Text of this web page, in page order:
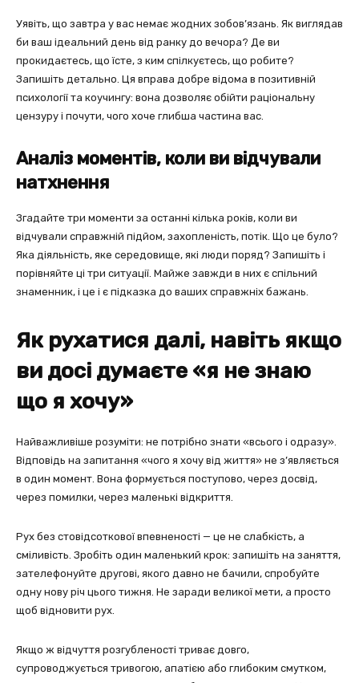
Уявіть, що завтра у вас немає жодних зобов’язань. Як виглядав
би ваш ідеальний день від ранку до вечора? Де ви
прокидаєтесь, що їсте, з ким спілкуєтесь, що робите?
Запишіть детально. Ця вправа добре відома в позитивній
психології та коучингу: вона дозволяє обійти раціональну
цензуру і почути, чого хоче глибша частина вас.
Аналіз моментів, коли ви відчували
натхнення
Згадайте три моменти за останні кілька років, коли ви
відчували справжній підйом, захопленість, потік. Що це було?
Яка діяльність, яке середовище, які люди поряд? Запишіть і
порівняйте ці три ситуації. Майже завжди в них є спільний
знаменник, і це і є підказка до ваших справжніх бажань.
Як рухатися далі, навіть якщо
ви досі думаєте «я не знаю
що я хочу»
Найважливіше розуміти: не потрібно знати «всього і одразу».
Відповідь на запитання «чого я хочу від життя» не з’являється
в один момент. Вона формується поступово, через досвід,
через помилки, через маленькі відкриття.
Рух без стовідсоткової впевненості — це не слабкість, а
сміливість. Зробіть один маленький крок: запишіть на заняття,
зателефонуйте другові, якого давно не бачили, спробуйте
одну нову річ цього тижня. Не заради великої мети, а просто
щоб відновити рух.
Якщо ж відчуття розгубленості триває довго,
супроводжується тривогою, апатією або глибоким смутком,